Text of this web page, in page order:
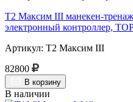
Т2 Максим III манекен-
электронный контроллер,
Артикул: Т2 Максим III
82800
В корзину
В наличии